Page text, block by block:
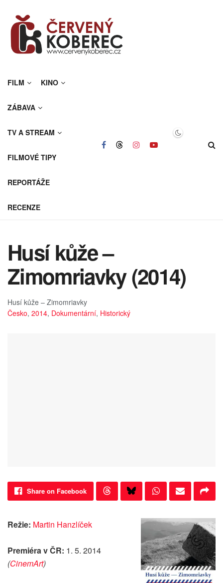
FILM KINO
ZÁBAVA
TV A STREAM
FILMOVÉ TIPY
REPORTÁŽE
RECENZE
Husí kůže –
Zimomriavky (2014)
Husí kůže – Zimomriavky
Česko, 2014, Dokumentární, Historický
Share on Facebook
Režie: Martin Hanzlíček
Premiéra v ČR: 1. 5. 2014
(CinemArt)